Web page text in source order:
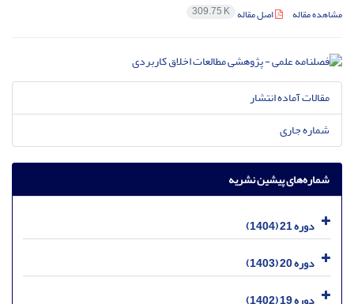
مشاهده مقاله اصل مقاله 309.75 K
مقالات آماده انتشار
شماره جاری
شماره‌های پیشین نشریه
دوره 21 (1404)
دوره 20 (1403)